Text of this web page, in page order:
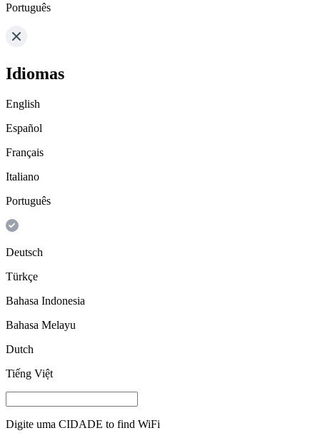
Português
Idiomas
English
Español
Français
Italiano
Português
Deutsch
Türkçe
Bahasa Indonesia
Bahasa Melayu
Dutch
Tiếng Việt
Digite uma CIDADE to find WiFi